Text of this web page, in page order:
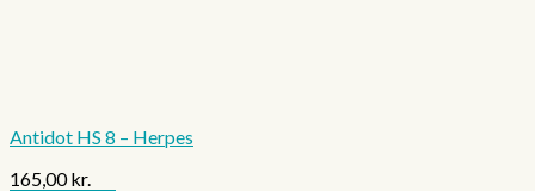
Antidot HS 8 – Herpes
165,00kr.